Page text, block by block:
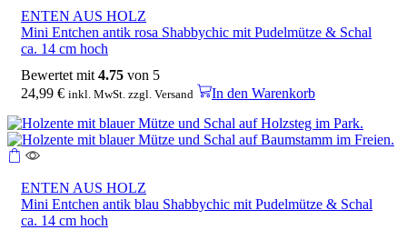
ENTEN AUS HOLZ
Mini Entchen antik rosa Shabbychic mit Pudelmütze & Schal
ca. 14 cm hoch
Bewertet mit 4.75 von 5
24,99 € inkl. MwSt. zzgl. Versand In den Warenkorb
ENTEN AUS HOLZ
Mini Entchen antik blau Shabbychic mit Pudelmütze & Schal
ca. 14 cm hoch